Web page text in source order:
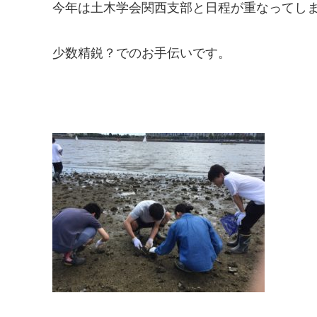
今年は土木学会関西支部と日程が重なってし
少数精鋭？でのお手伝いです。